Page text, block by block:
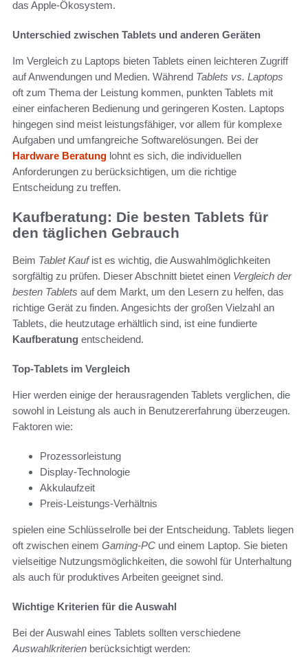
das Apple-Ökosystem.
Unterschied zwischen Tablets und anderen Geräten
Im Vergleich zu Laptops bieten Tablets einen leichteren Zugriff
auf Anwendungen und Medien. Während Tablets vs. Laptops
oft zum Thema der Leistung kommen, punkten Tablets mit
einer einfacheren Bedienung und geringeren Kosten. Laptops
hingegen sind meist leistungsfähiger, vor allem für komplexe
Aufgaben und umfangreiche Softwarelösungen. Bei der
Hardware Beratung lohnt es sich, die individuellen
Anforderungen zu berücksichtigen, um die richtige
Entscheidung zu treffen.
Kaufberatung: Die besten Tablets für
den täglichen Gebrauch
Beim Tablet Kaufist es wichtig, die Auswahlmöglichkeiten
sorgfältig zu prüfen. Dieser Abschnitt bietet einen Vergleich der
besten Tablets auf dem Markt, um den Lesern zu helfen, das
richtige Gerät zu finden. Angesichts der großen Vielzahl an
Tablets, die heutzutage erhältlich sind, ist eine fundierte
Kaufberatung entscheidend.
Top-Tablets im Vergleich
Hier werden einige der herausragenden Tablets verglichen, die
sowohl in Leistung als auch in Benutzererfahrung überzeugen.
Faktoren wie:
Prozessorleistung
Display-Technologie
Akkulaufzeit
Preis-Leistungs-Verhältnis
spielen eine Schlüsselrolle bei der Entscheidung. Tablets liegen
oft zwischen einem Gaming-PC und einem Laptop. Sie bieten
vielseitige Nutzungsmöglichkeiten, die sowohl für Unterhaltung
als auch für produktives Arbeiten geeignet sind.
Wichtige Kriterien für die Auswahl
Bei der Auswahl eines Tablets sollten verschiedene
Auswahlkriterien berücksichtigt werden: